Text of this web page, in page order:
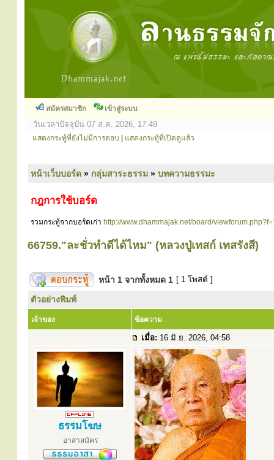
สมัครสมาชิก เข้าสู่ระบบ
วันเวลาปัจจุบัน 07 ส.ค. 2026, 17:49
แสดงกระทู้ที่ยังไม่มีการตอบ แสดงกระทู้ที่เปิดดูแล้ว
หน้าเว็บบอร์ด » กลุ่มสาระธรรม » บทความธรรมะ
กฎการใช้บอร์ด
รวมกระทู้จากบอร์ดเก่า http://www.dhammajak.net/board/
66759."ละชั่วทำดีได้ไหม" (หลวงปู่เทสก์ เทสรังสี)
หน้า 1 จากทั้งหมด 1 [ 1 โพสต์ ]
ตัวอย่างพิมพ์
เจ้าของ ข้อความ
เมื่อ: 16 มิ.ย. 2026, 04:58
ธรรมโฆษ
อาสาสมัคร